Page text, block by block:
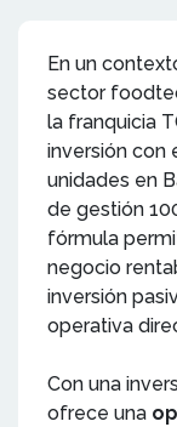
En un
sector
la franquicia
inversión con
unidades en
de gestión
fórmula
negocio
inversión
operativa
Con una
ofrece una